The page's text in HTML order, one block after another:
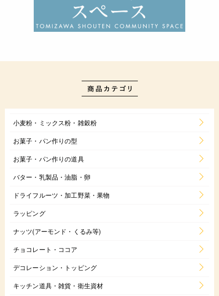
小麦粉・ミックス粉・雑穀粉
お菓子・パン作りの型
お菓子・パン作りの道具
バター・乳製品・油脂・卵
ドライフルーツ・加工野菜・果物
ラッピング
ナッツ(アーモンド・くるみ等)
チョコレート・ココア
デコレーション・トッピング
キッチン道具・雑貨・衛生資材